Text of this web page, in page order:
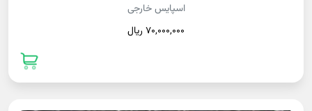
اسپایس خارجی
70,000,000 ريال